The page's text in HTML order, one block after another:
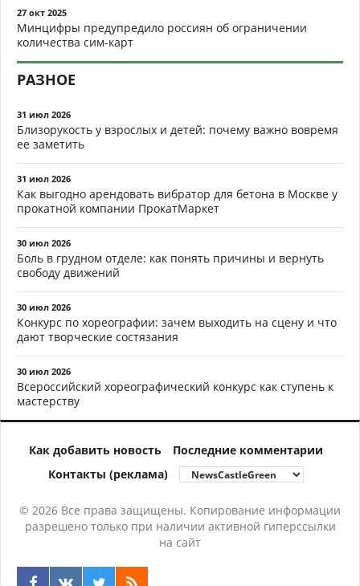
27 окт 2025
Минцифры предупредило россиян об ограничении
количества сим-карт
РАЗНОЕ
31 июл 2026
Близорукость у взрослых и детей: почему важно вовремя
ее заметить
31 июл 2026
Как выгодно арендовать вибратор для бетона в Москве у
прокатной компании ПрокатМаркет
30 июл 2026
Боль в грудном отделе: как понять причины и вернуть
свободу движений
30 июл 2026
Конкурс по хореографии: зачем выходить на сцену и что
дают творческие состязания
30 июл 2026
Всероссийский хореографический конкурс как ступень к
мастерству
Как добавить новость
Последние комментарии
Контакты (реклама)
© 2026 Все права защищены. Копирование информации
разрешено только при наличии активной гиперссылки
на сайт